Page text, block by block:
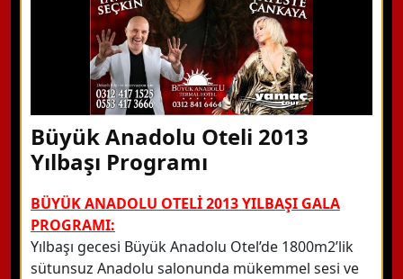
Büyük Anadolu Oteli 2013
Yılbaşı Programı
BÜYÜK ANADOLU OTELİ 2013 YILBAŞI GALA
PROGRAMI:
Yılbaşı gecesi Büyük Anadolu Otel’de 1800m2’lik
sütunsuz Anadolu salonunda mükemmel sesi ve